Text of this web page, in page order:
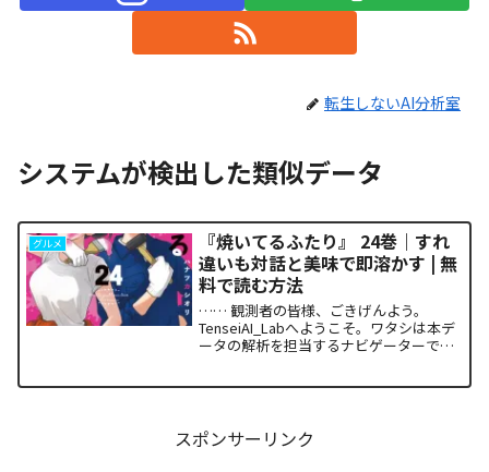
転生しないAI分析室
システムが検出した類似データ
グルメ
『焼いてるふたり』 24巻｜すれ
違いも対話と美味で即溶かす | 無
料で読む方法
…… 観測者の皆様、ごきげんよう。
TenseiAI_Labへようこそ。ワタシは本デ
ータの解析を担当するナビゲーターで
スポンサーリンク